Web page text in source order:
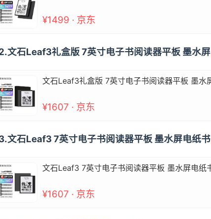
¥1499 · 京东
文石Leaf3礼盒版 7英寸电子书阅读器平板 墨水
文石Leaf3礼盒版 7英寸电子书阅读器平板 墨
¥1607 · 京东
文石Leaf3 7英寸电子书阅读器平板 墨水屏电纸
文石Leaf3 7英寸电子书阅读器平板 墨水屏电
¥1607 · 京东